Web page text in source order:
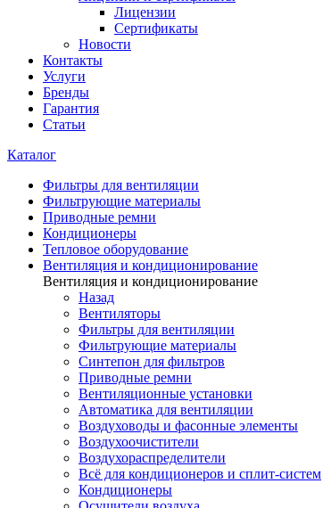
Лицензии
Сертификаты
Новости
Контакты
Услуги
Бренды
Гарантия
Статьи
Каталог
Фильтры для вентиляции
Фильтрующие материалы
Приводные ремни
Кондиционеры
Тепловое оборудование
Вентиляция и кондиционирование
Вентиляция и кондиционирование
Назад
Вентиляторы
Фильтры для вентиляции
Фильтрующие материалы
Синтепон для фильтров
Приводные ремни
Вентиляционные установки
Автоматика для вентиляции
Воздуховоды и фасонные элементы
Воздухоочистители
Воздухораспределители
Всё для кондиционеров и сплит-систем
Кондиционеры